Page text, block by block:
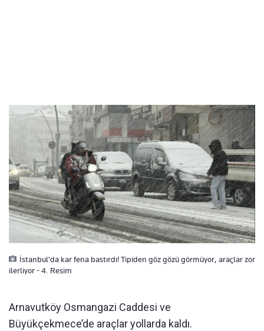
İstanbul'da kar fena bastırdı! Tipiden göz gözü görmüyor, araçlar zor
ilerliyor - 4. Resim
Arnavutköy Osmangazi Caddesi ve
Büyükçekmece’de araçlar yollarda kaldı.